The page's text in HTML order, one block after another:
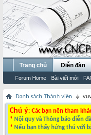
Trang chủ Diễn đàn
Forum Home Bài viết mới
Danh sách Thành viên
Chú ý: Các bạn nên tham
* Nội quy và Thông báo diễn
* Nếu bạn thấy hứng thú với